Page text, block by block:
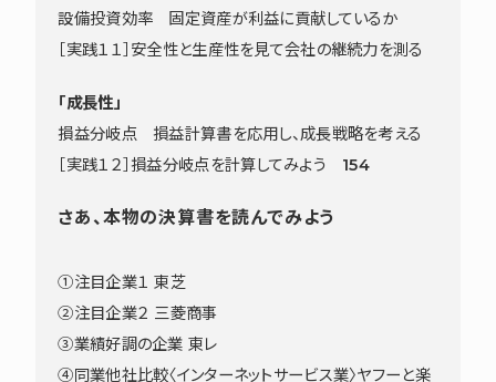
設備投資効率 固定資産が利益に貢献しているか
［実践１１］安全性と生産性を見て会社の継続力を測る
「成長性」
損益分岐点 損益計算書を応用し、成長戦略を考える
［実践１２］損益分岐点を計算してみよう 154
さあ、本物の決算書を読んでみよう
①注目企業１ 東芝
②注目企業２ 三菱商事
③業績好調の企業 東レ
④同業他社比較〈インターネットサービス業〉ヤフーと楽